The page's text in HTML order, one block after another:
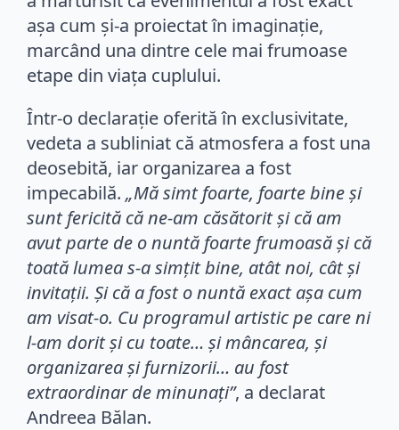
așa cum și-a proiectat în imaginație,
marcând una dintre cele mai frumoase
etape din viața cuplului.
Într-o declarație oferită în exclusivitate,
vedeta a subliniat că atmosfera a fost una
deosebită, iar organizarea a fost
impecabilă. „Mă simt foarte, foarte bine și
sunt fericită că ne-am căsătorit și că am
avut parte de o nuntă foarte frumoasă și că
toată lumea s-a simțit bine, atât noi, cât și
invitații. Și că a fost o nuntă exact așa cum
am visat-o. Cu programul artistic pe care ni
l-am dorit și cu toate… și mâncarea, și
organizarea și furnizorii… au fost
extraordinar de minunați”, a declarat
Andreea Bălan.